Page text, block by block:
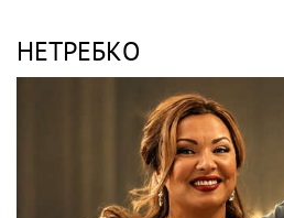
НЕТРЕБКО